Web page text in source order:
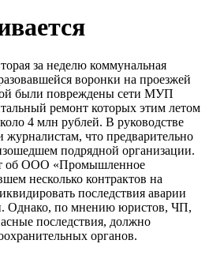
за неделю коммунальная
воронки на проезжей
были повреждены сети МУП
ремонт которых этим летом
4 млн рублей. В руководстве
журналистам, что предварительно
подрядной организации.
об ООО «Промышленное
несколько контрактов на
последствия аварии
Однако, по мнению юристов, ЧП,
последствия, должно
органов.